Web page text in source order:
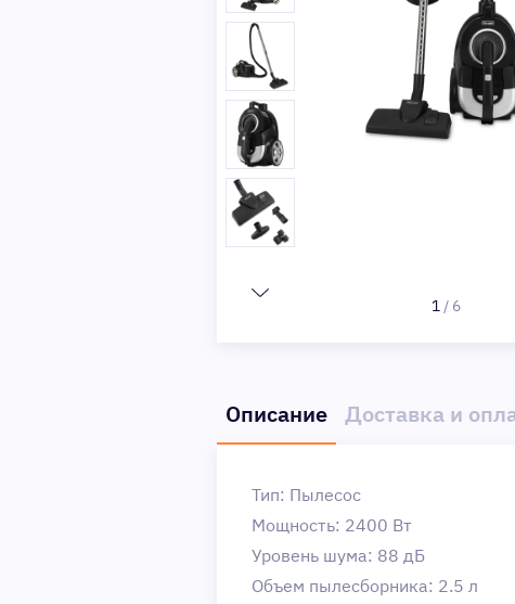
1/ 6
Описание Доставка и
Тип: Пылесос
Мощность: 2400 Вт
Уровень шума: 88 дБ
Объем пылесборника: 2.5 л